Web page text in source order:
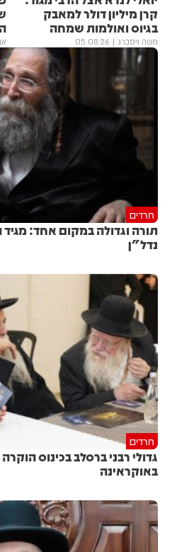
קרן מיליון דולר למאבק
בגיוס ואולמות שמחה
משה ויסברג 05.08.26
חרדים
תורה וגדולה במקום אחד:
נדל"ן
חרדים
גדולי רבני ברסלב בכינוס
באוקראינה